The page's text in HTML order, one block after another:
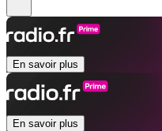
En savoir plus
En savoir plus